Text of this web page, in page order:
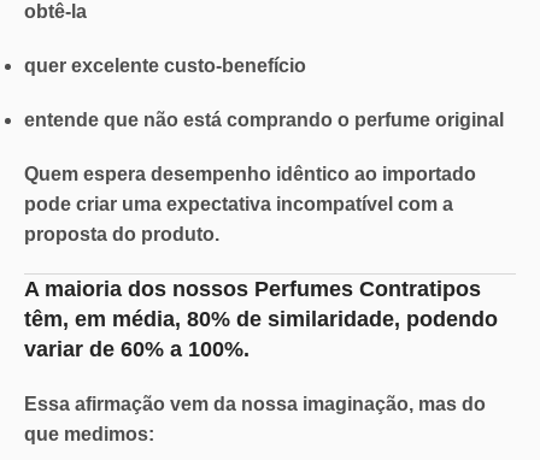
obtê-la
quer excelente custo-benefício
entende que não está comprando o perfume original
Quem espera desempenho idêntico ao importado
pode criar uma expectativa incompatível com a
proposta do produto.
A maioria dos nossos Perfumes Contratipos
têm, em média, 80% de similaridade, podendo
variar de 60% a 100%.
Essa afirmação vem da nossa imaginação, mas do
que medimos: